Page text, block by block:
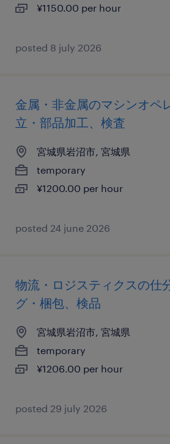
¥1150.00 per hour
posted 8 july 2026
金属・非金属のマシンオペ
立・部品加工、検査
宮城県岩沼市, 宮城県
temporary
¥1200.00 per hour
posted 24 june 2026
物流・ロジスティクスの仕
グ・梱包、検品
宮城県岩沼市, 宮城県
temporary
¥1206.00 per hour
posted 29 july 2026